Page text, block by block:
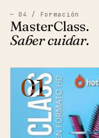
— 04 / Formación
MasterClass.
Saber cuidar.
01